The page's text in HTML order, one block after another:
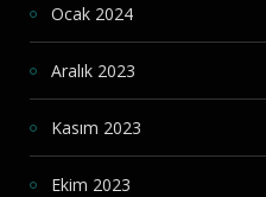
Ocak 2024
Aralık 2023
Kasım 2023
Ekim 2023